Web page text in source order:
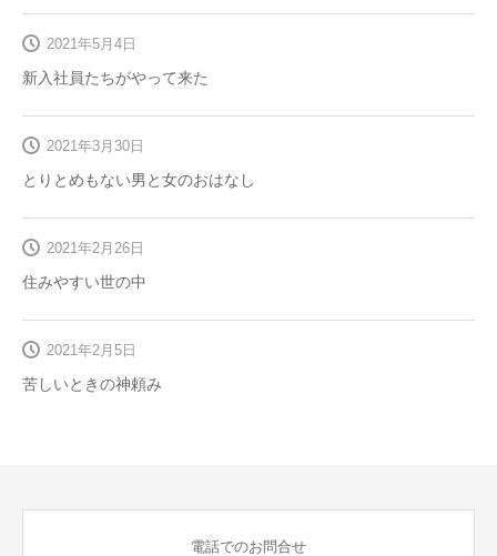
新入社員たちがやって来た
2021年5月4日
とりとめもない男と女のおはなし
2021年3月30日
住みやすい世の中
2021年2月26日
苦しいときの神頼み
2021年2月5日
電話でのお問合せ